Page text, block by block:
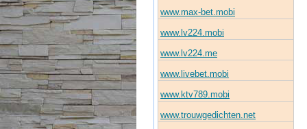
www.max-bet.mobi
www.lv224.mobi
www.lv224.me
www.livebet.mobi
www.ktv789.mobi
www.trouwgedichten.net